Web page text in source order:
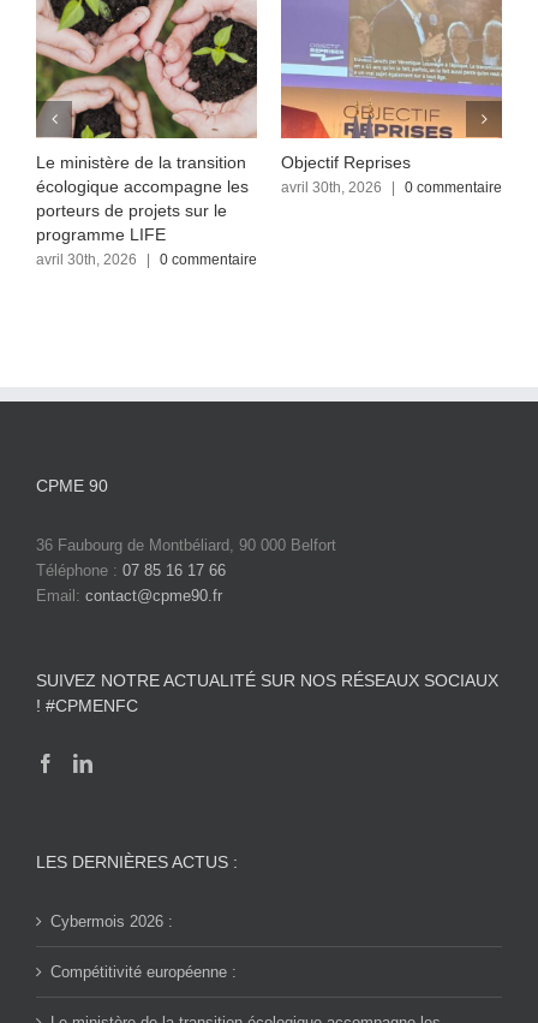
Le ministère de la transition
écologique accompagne les
porteurs de projets sur le
programme LIFE
avril 30th, 2026 | 0 commentaire
Objectif Reprises
avril 30th, 2026 | 0 commentaire
CPME 90
36 Faubourg de Montbéliard, 90 000 Belfort
Téléphone : 07 85 16 17 66
Email: contact@cpme90.fr
SUIVEZ NOTRE ACTUALITÉ SUR NOS RÉSEAUX SOCIAUX
! #CPMENFC
LES DERNIÈRES ACTUS :
Cybermois 2026 :
Compétitivité européenne :